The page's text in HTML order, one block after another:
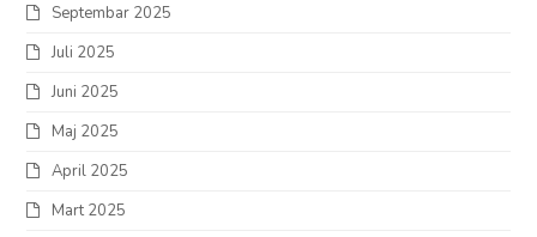
Septembar 2025
Juli 2025
Juni 2025
Maj 2025
April 2025
Mart 2025